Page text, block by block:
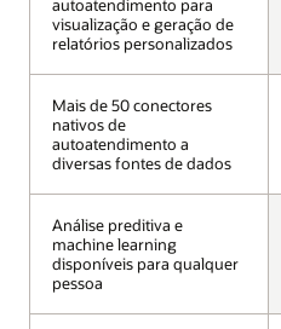
autoatendimento para
visualização e geração de
relatórios personalizados
Mais de 50 conectores
nativos de
autoatendimento a
diversas fontes de dados
Análise preditiva e
machine learning
disponíveis para qualquer
pessoa
autoatendimento para
visualização e geração de
relatórios personalizados
Mais de 50 conectores
nativos de
autoatendimento a
diversas fontes de dados
Análise preditiva e
machine learning
disponíveis para qualquer
pessoa